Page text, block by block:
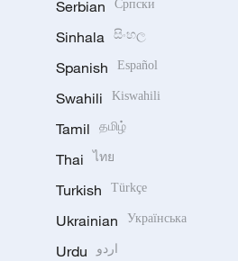
Serbian Српски
Sinhala සිංහල
Spanish Español
Swahili Kiswahili
Tamil தமிழ்
Thai ไทย
Turkish Türkçe
Ukrainian Українська
Urdu اردو